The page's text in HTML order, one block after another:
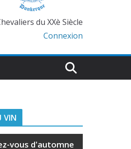
du XXè Siècle
Connexion
VIN
vous d'automne